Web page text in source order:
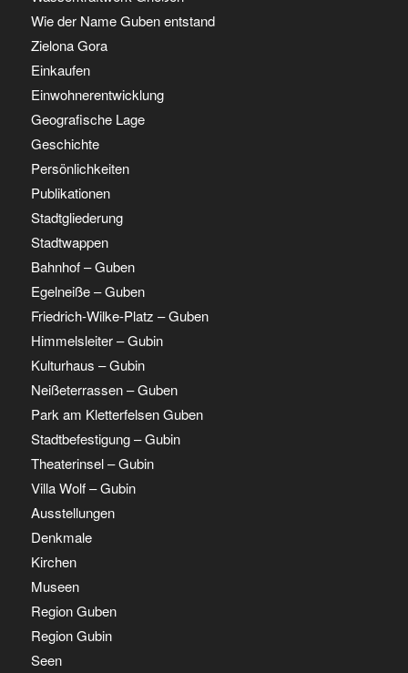
Wie der Name Guben entstand
Zielona Gora
Einkaufen
Einwohnerentwicklung
Geografische Lage
Geschichte
Persönlichkeiten
Publikationen
Stadtgliederung
Stadtwappen
Bahnhof – Guben
Egelneiße – Guben
Friedrich-Wilke-Platz – Guben
Himmelsleiter – Gubin
Kulturhaus – Gubin
Neißeterrassen – Guben
Park am Kletterfelsen Guben
Stadtbefestigung – Gubin
Theaterinsel – Gubin
Villa Wolf – Gubin
Ausstellungen
Denkmale
Kirchen
Museen
Region Guben
Region Gubin
Seen